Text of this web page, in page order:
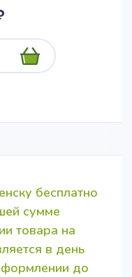
бесплатно
сумме
товара на
в день
до